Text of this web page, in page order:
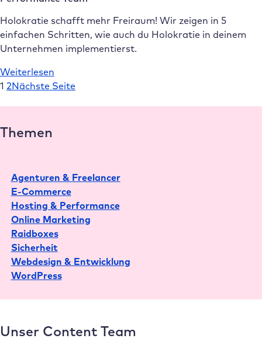
Tools
im
Vergleich
Holokratie schafft mehr Freiraum! Wir zeigen in 5
einfachen Schritten, wie auch du Holokratie in deinem
Unternehmen implementierst.
Weiterlesen
Holokratie
High
Performance
Team
1 2Nächste Seite
Themen
Agenturen & Freelancer
E-Commerce
Hosting & Performance
Online Marketing
Raidboxes
Sicherheit
Webdesign & Entwicklung
WordPress
Unser Content Team